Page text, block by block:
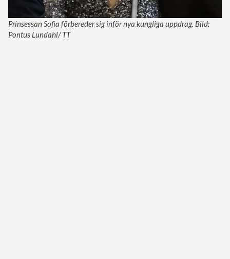
Prinsessan Sofia förbereder sig inför nya kungliga uppdrag. Bild:
Pontus Lundahl/ TT